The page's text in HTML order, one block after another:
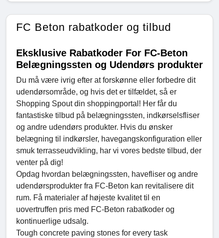
FC Beton rabatkoder og tilbud
Eksklusive Rabatkoder For FC-Beton
Belægningssten og Udendørs produkter
Du må være ivrig efter at forskønne eller forbedre dit
udendørsområde, og hvis det er tilfældet, så er
Shopping Spout din shoppingportal! Her får du
fantastiske tilbud på belægningssten, indkørselsfliser
og andre udendørs produkter. Hvis du ønsker
belægning til indkørsler, havegangskonfiguration eller
smuk terrasseudvikling, har vi vores bedste tilbud, der
venter på dig!
Opdag hvordan belægningssten, havefliser og andre
udendørsprodukter fra FC-Beton kan revitalisere dit
rum. Få materialer af højeste kvalitet til en
uovertruffen pris med FC-Beton rabatkoder og
kontinuerlige udsalg.
Tough concrete paving stones for every task